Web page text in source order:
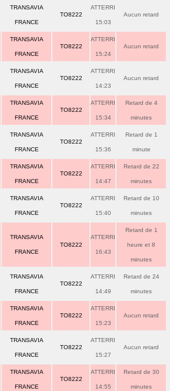
TRANSAVIA
FRANCE
TO8222
ATTERRI
15:03
Aucun retard
TRANSAVIA
FRANCE
TO8222
ATTERRI
15:24
Aucun retard
TRANSAVIA
FRANCE
TO8222
ATTERRI
14:23
Aucun retard
TRANSAVIA
FRANCE
TO8222
ATTERRI
15:34
Retard de 4
minutes
TRANSAVIA
FRANCE
TO8222
ATTERRI
15:36
Retard de 1
minute
TRANSAVIA
FRANCE
TO8222
ATTERRI
14:47
Retard de 22
minutes
TRANSAVIA
FRANCE
TO8222
ATTERRI
15:40
Retard de 10
minutes
TRANSAVIA
FRANCE
TO8222
ATTERRI
16:43
Retard de 1
heure et 8
minutes
TRANSAVIA
FRANCE
TO8222
ATTERRI
14:49
Retard de 24
minutes
TRANSAVIA
FRANCE
TO8222
ATTERRI
15:23
Aucun retard
TRANSAVIA
FRANCE
TO8222
ATTERRI
15:27
Aucun retard
TRANSAVIA
FRANCE
TO8222
ATTERRI
14:55
Retard de 30
minutes